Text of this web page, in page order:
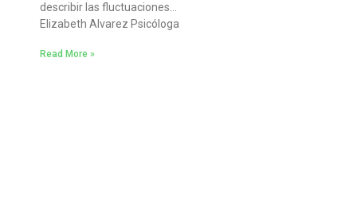
describir las fluctuaciones…
Elizabeth Alvarez Psicóloga
Read More »